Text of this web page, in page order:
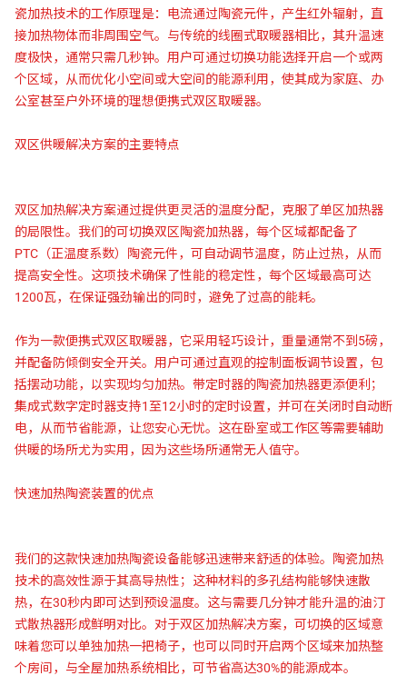
瓷加热技术的工作原理是：电流通过陶瓷元件，产生红外辐射，直
接加热物体而非周围空气。与传统的线圈式取暖器相比，其升温速
度极快，通常只需几秒钟。用户可通过切换功能选择开启一个或两
个区域，从而优化小空间或大空间的能源利用，使其成为家庭、办
公室甚至户外环境的理想便携式双区取暖器。
双区供暖解决方案的主要特点
双区加热解决方案通过提供更灵活的温度分配，克服了单区加热器
的局限性。我们的可切换双区陶瓷加热器，每个区域都配备了
PTC（正温度系数）陶瓷元件，可自动调节温度，防止过热，从而
提高安全性。这项技术确保了性能的稳定性，每个区域最高可达
1200瓦，在保证强劲输出的同时，避免了过高的能耗。
作为一款便携式双区取暖器，它采用轻巧设计，重量通常不到5磅，
并配备防倾倒安全开关。用户可通过直观的控制面板调节设置，包
括摆动功能，以实现均匀加热。带定时器的陶瓷加热器更添便利；
集成式数字定时器支持1至12小时的定时设置，并可在关闭时自动断
电，从而节省能源，让您安心无忧。这在卧室或工作区等需要辅助
供暖的场所尤为实用，因为这些场所通常无人值守。
快速加热陶瓷装置的优点
我们的这款快速加热陶瓷设备能够迅速带来舒适的体验。陶瓷加热
技术的高效性源于其高导热性；这种材料的多孔结构能够快速散
热，在30秒内即可达到预设温度。这与需要几分钟才能升温的油汀
式散热器形成鲜明对比。对于双区加热解决方案，可切换的区域意
味着您可以单独加热一把椅子，也可以同时开启两个区域来加热整
个房间，与全屋加热系统相比，可节省高达30%的能源成本。